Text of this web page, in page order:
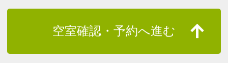
空室確認・予約へ進む